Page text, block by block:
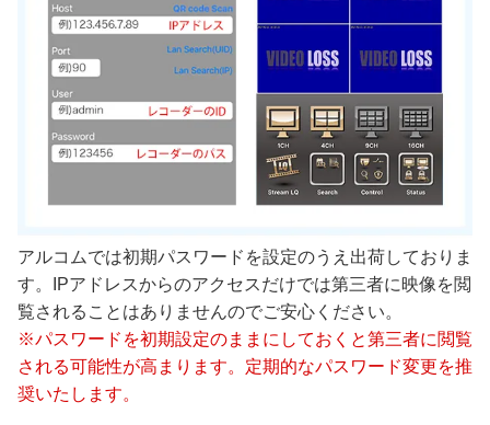
アルコムでは初期パスワードを設定のうえ出荷しておりま
す。IPアドレスからのアクセスだけでは第三者に映像を閲
覧されることはありませんのでご安心ください。
※パスワードを初期設定のままにしておくと第三者に閲覧
される可能性が高まります。定期的なパスワード変更を推
奨いたします。